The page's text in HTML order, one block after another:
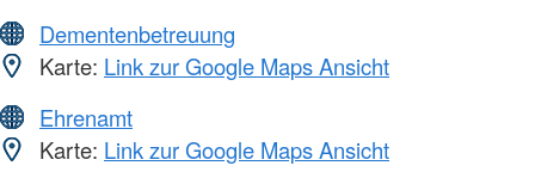
Dementenbetreuung
Karte: Link zur Google Maps Ansicht
Ehrenamt
Karte: Link zur Google Maps Ansicht